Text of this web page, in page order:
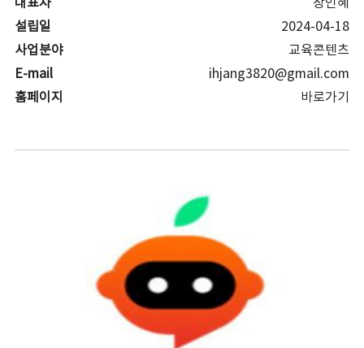
대표자
장인혜
설립일
2024-04-18
사업분야
교육콘텐츠
E-mail
ihjang3820@gmail.com
홈페이지
바로가기